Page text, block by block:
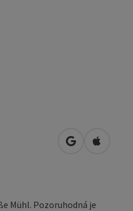
Otevřít vOtevřít v
Mühl. Pozoruhodná je